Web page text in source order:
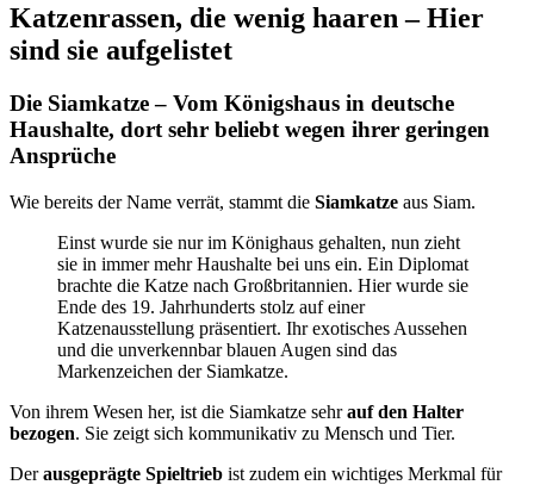
Katzenrassen, die wenig haaren – Hier
sind sie aufgelistet
Die Siamkatze – Vom Königshaus in deutsche
Haushalte, dort sehr beliebt wegen ihrer geringen
Ansprüche
Wie bereits der Name verrät, stammt die Siamkatze aus Siam.
Einst wurde sie nur im Könighaus gehalten, nun zieht
sie in immer mehr Haushalte bei uns ein. Ein Diplomat
brachte die Katze nach Großbritannien. Hier wurde sie
Ende des 19. Jahrhunderts stolz auf einer
Katzenausstellung präsentiert. Ihr exotisches Aussehen
und die unverkennbar blauen Augen sind das
Markenzeichen der Siamkatze.
Von ihrem Wesen her, ist die Siamkatze sehrauf den Halter
bezogen. Sie zeigt sich kommunikativ zu Mensch und Tier.
Derausgeprägte Spieltrieb ist zudem ein wichtiges Merkmal für